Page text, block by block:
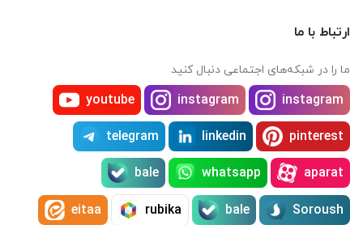
ارتباط با ما
ما را در شبکه‌های اجتماعی دنبال کنید
instagram
instagram
youtube
pinterest
linkedin
telegram
aparat
whatsapp
bale
Soroush
bale
rubika
eitaa